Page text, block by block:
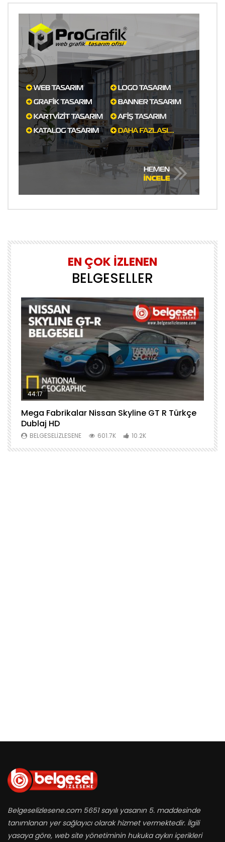
EN ÇOK İZLENEN
BELGESELLER
44:17
Mega Fabrikalar Nissan Skyline GT R Türkçe
Dublaj HD
BELGESELIZLESENE 601.7K 10.2K
Belgeselizlesene.com 5651 sayılı yasanın 5. maddesinde
tanımlanan yer sağlayıcı olarak hizmet vermektedir. İlgili
yasaya göre, web site yönetiminin hukuka aykırı içerikleri